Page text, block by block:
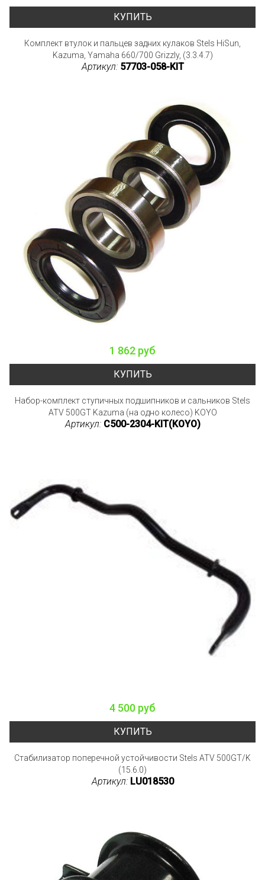
КУПИТЬ
Комплект втулок и пальцев задних кулаков Stels HiSun,
Kazuma, Yamaha 660/700 Grizzly, (3.3.4.7)
Артикул: 57703-058-KIT
1 862 руб
КУПИТЬ
Набор-комплект ступичных подшипников и сальников Stels
ATV 500GT Kazuma (на одно колесо) KOYO
Артикул: C500-2304-KIT(KOYO)
4 500 руб
КУПИТЬ
Стабилизатор поперечной устойчивости Stels ATV 500GT/K
(15.6.0)
Артикул: LU018530